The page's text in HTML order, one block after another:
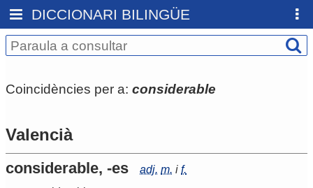
DICCIONARI BILINGÜE
Coincidències per a: considerable
Valencià
considerable, -es adj. m. i f.